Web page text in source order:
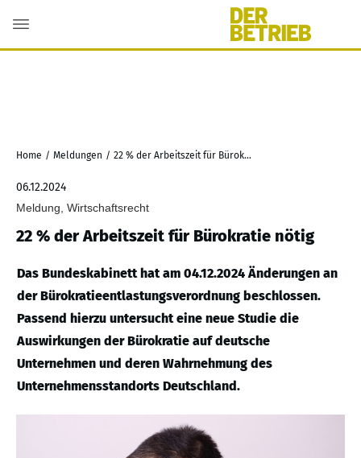
Home / Meldungen / 22 % der Arbeitszeit für Bürokratie nötig
06.12.2024
Meldung, Wirtschaftsrecht
22 % der Arbeitszeit für Bürokratie nötig
Das Bundeskabinett hat am 04.12.2024 Änderungen an
der Bürokratieentlastungsverordnung beschlossen.
Passend hierzu untersucht eine neue Studie die
Auswirkungen der Bürokratie auf deutsche
Unternehmen und deren Wahrnehmung des
Unternehmensstandorts Deutschland.